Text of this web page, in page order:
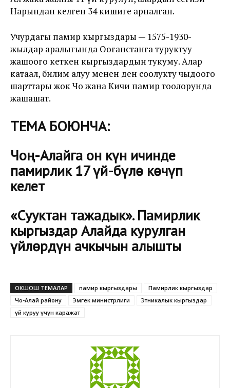
Нарындан келген 34 кишиге арналган.
Учурдагы памир кыргыздары — 1575-1930-
жылдар аралыгында Ооганстанга туруктуу
жашоого кеткен кыргыздардын тукуму. Алар
катаал, билим алуу менен ден соолукту чыңдоого
шарттары жок Чоң жана Кичи памир тоолорунда
жашашат.
ТЕМА БОЮНЧА:
Чоң-Алайга он күн ичинде
памирлик 17 үй-бүлө көчүп
келет
«Сууктан тажадык». Памирлик
кыргыздар Алайда курулган
үйлөрдүн ачкычын алышты
ОКШОШ ТЕМАЛАР памир кыргыздары
Памирлик кыргыздар
Чоң-Алай району
Эмгек министрлиги
Этникалык кыргыздар
үй куруу үчүн каражат